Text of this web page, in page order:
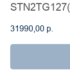
31990,00 р.